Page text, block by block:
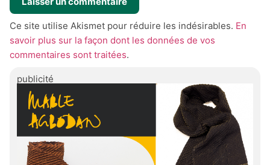
Ce site utilise Akismet pour réduire les indésirables. En
savoir plus sur la façon dont les données de vos
commentaires sont traitées.
publicité